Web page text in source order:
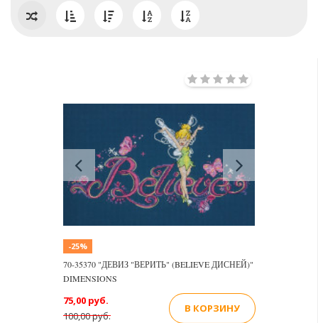
Previous
-25%
70-35370 "ДЕВИЗ "ВЕРИТЬ" (BELIEVE ДИСНЕЙ)"
DIMENSIONS
100,00 руб.
75,00 руб.
В КОРЗИНУ